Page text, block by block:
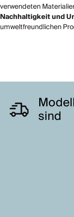
verwendeten
Nachhaltigkeit und
umweltfreundlichen
sind